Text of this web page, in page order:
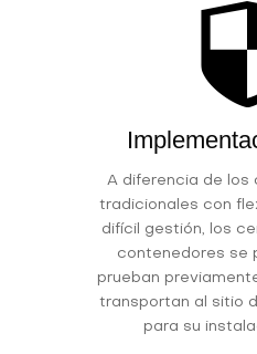
A diferencia de los
tradicionales con
difícil gestión, los
contenedores se
prueban
transportan al sitio
para su